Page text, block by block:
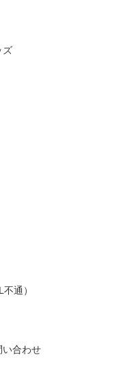
ズ
通）
い合わせ